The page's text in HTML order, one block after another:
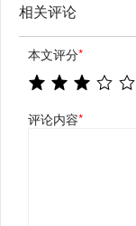
相关评论
本文评分*
评论内容*